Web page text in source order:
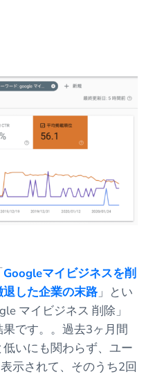
Googleマイビジネスを削
した企業の末路」とい
マイビジネス 削除」
です。。過去3ヶ月間
いにも関わらず、ユー
示されて、そのうち2回